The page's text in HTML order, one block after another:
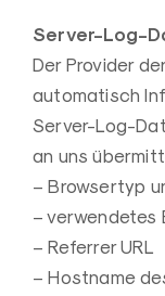
Server-Log-
Der Provider
automatisch
Server-Log-
an uns
– Browsertyp
– verwendetes
– Referrer URL
– Hostname